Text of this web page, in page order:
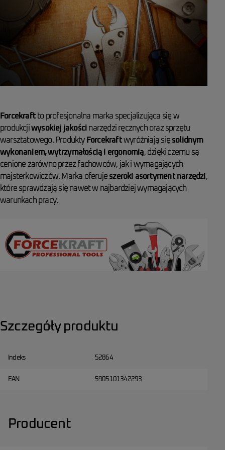
Forcekraft to profesjonalna marka specjalizująca się w
produkcjiwysokiej jakości narzędzi ręcznych oraz sprzętu
warsztatowego. Produkty Forcekraftwyróżniają się solidnym
wykonaniem, wytrzymałością i ergonomią, dzięki czemu są
cenione zarówno przez fachowców, jak i wymagających
majsterkowiczów. Marka oferuje szeroki asortyment narzędzi,
które sprawdzają się nawet w najbardziej wymagających
warunkach pracy.
Szczegóły produktu
Indeks 52864
EAN 5905101342293
Producent